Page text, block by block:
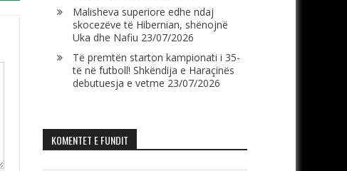
Malisheva superiore edhe ndaj
skocezëve të Hibernian, shënojnë
Uka dhe Nafiu 23/07/2026
Të premtën starton kampionati i 35-
të në futboll! Shkëndija e Haraçinës
debutuesja e vetme 23/07/2026
KOMENTET E FUNDIT